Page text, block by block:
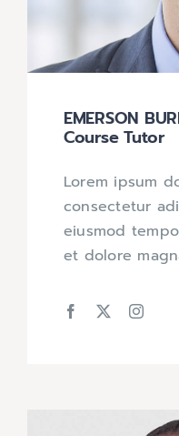
EMERSON
Course Tutor
Lorem ipsum
consectetur
eiusmod
et dolore